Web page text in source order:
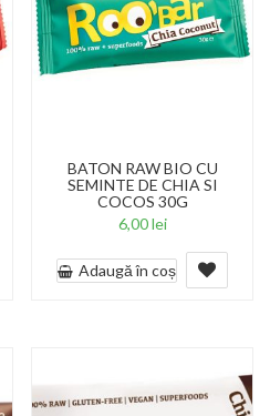
BATON RAW BIO CU
SEMINTE DE CHIA SI
COCOS 30G
6,00lei
Adaugă în coș